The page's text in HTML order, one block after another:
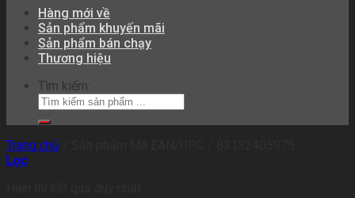
Hàng mới về
Sản phẩm khuyến mãi
Sản phẩm bán chạy
Thương hiệu
Tìm kiếm:
Trang chủ
Lọc